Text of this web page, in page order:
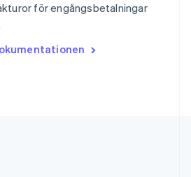
för engångsbetalningar